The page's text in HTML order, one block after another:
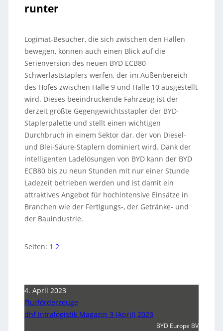
runter
Logimat-Besucher, die sich zwischen den Hallen
bewegen, können auch einen Blick auf die
Serienversion des neuen BYD ECB80
Schwerlaststaplers werfen, der im Außenbereich
des Hofes zwischen Halle 9 und Halle 10 ausgestellt
wird. Dieses beeindruckende Fahrzeug ist der
derzeit größte Gegengewichtsstapler der BYD-
Staplerpalette und stellt einen wichtigen
Durchbruch in einem Sektor dar, der von Diesel-
und Blei-Säure-Staplern dominiert wird. Dank der
intelligenten Ladelösungen von BYD kann der BYD
ECB80 bis zu neun Stunden mit nur einer Stunde
Ladezeit betrieben werden und ist damit ein
attraktives Angebot für hochintensive Einsätze in
Branchen wie der Fertigungs-, der Getränke- und
der Bauindustrie.
Seiten: 1 2
4. April 2023
Flurförderzeuge
dhf Intralogistik Magazin 3 (April) 2023
BYD Europe BV